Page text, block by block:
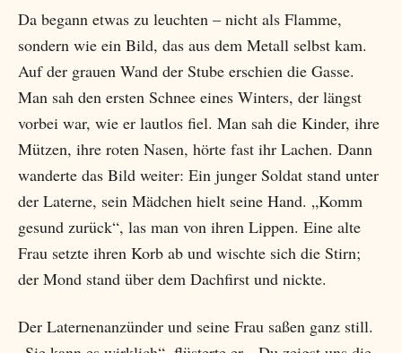
Da begann etwas zu leuchten – nicht als Flamme,
sondern wie ein Bild, das aus dem Metall selbst kam.
Auf der grauen Wand der Stube erschien die Gasse.
Man sah den ersten Schnee eines Winters, der längst
vorbei war, wie er lautlos fiel. Man sah die Kinder, ihre
Mützen, ihre roten Nasen, hörte fast ihr Lachen. Dann
wanderte das Bild weiter: Ein junger Soldat stand unter
der Laterne, sein Mädchen hielt seine Hand. „Komm
gesund zurück“, las man von ihren Lippen. Eine alte
Frau setzte ihren Korb ab und wischte sich die Stirn;
der Mond stand über dem Dachfirst und nickte.
Der Laternenanzünder und seine Frau saßen ganz still.